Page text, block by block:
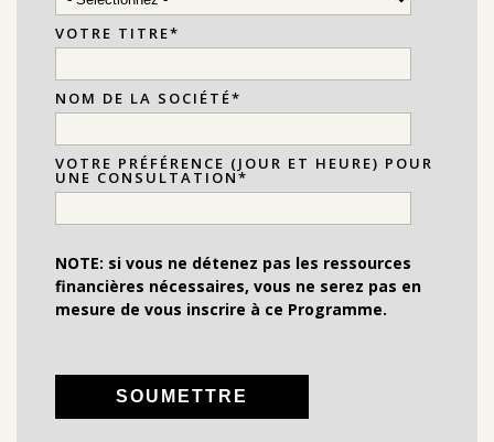
VOTRE TITRE*
NOM DE LA SOCIÉTÉ*
VOTRE PRÉFÉRENCE (JOUR ET HEURE) POUR
UNE CONSULTATION*
NOTE: si vous ne détenez pas les ressources
financières nécessaires, vous ne serez pas en
mesure de vous inscrire à ce Programme.